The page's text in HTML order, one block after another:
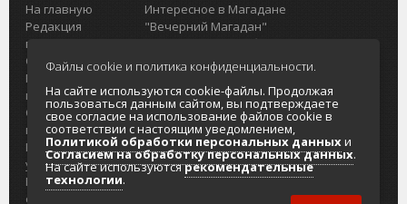
На главную
Редакция
портала
О проекте
Реклама на
портале
Отзывы и
предложения
Интернет-
услуги
Разработка
сайтов
Интересное в Магадане
"Вечерний Магадан"
Городская доска объявлений
Реклама
Главный туристический портал
Колымы
Политика в отношении обработки
персональных данных
Согласие на обработку персональных
данных
Файлы cookie и политика конфиденциальности.
На сайте используются cookie-файлы. Продолжая
пользоваться данным сайтом, вы подтверждаете
свое согласие на использование файлов cookie в
соответствии с настоящим уведомлением,
Политикой обработки персональных данныхи
Согласием на обработку персональных данных.
На сайте используютсярекомендательные
технологии.